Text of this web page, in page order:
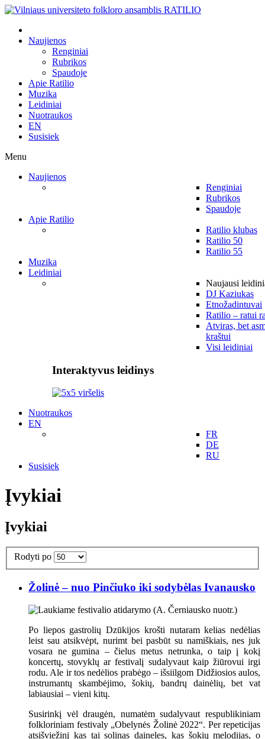
Naujienos
Renginiai
Rubrikos
Spaudoje
Apie Ratilio
Muzika
Leidiniai
Nuotraukos
EN
Susisiek
Menu
Naujienos
Renginiai
Rubrikos
Spaudoje
Apie Ratilio
Ratilio klubas
Ratilio 50
Ratilio 55
Muzika
Leidiniai
Naujausi
DJ Kaziukas
Etnožadintuvai
Ratilio – ratui
Atviras, bet
kraštui
Visi leidiniai
Interaktyvus leidinys
Nuotraukos
EN
FR
DE
RU
Susisiek
Įvykiai
Įvykiai
Rodyti po
Žolinė – nuo Pinčiuko iki sodybėlas Ivanausko
Po liepos gastrolių Dzūkijos krošti nutaram kelias nedėlias
leist sau atsikvėpt, nurimt bei pasbūt su namiškiais, nes juk
vosara ne gumina – čielus metus netrunka, o taip į kokį
koncertų, stovyklų ar festivalį sudalyvaut kaip žiūrovui irgi
rodu. Ale ir tos nedėlios prabėgo – išsiilgom Didžiosios aulos,
instrumantų skambėjimo, šokių, bandrų dainėlių, bet vat
labiausiai – vieni kitų.
Susirinkį vėl draugėn, numatėm sudalyvaut respublikiniam
folkloriniam festivaly „Obelynės Žolinė 2022“. Per repeticijas
atsišviežinį kas tai solinas daineles, kas šokių melodijas, o